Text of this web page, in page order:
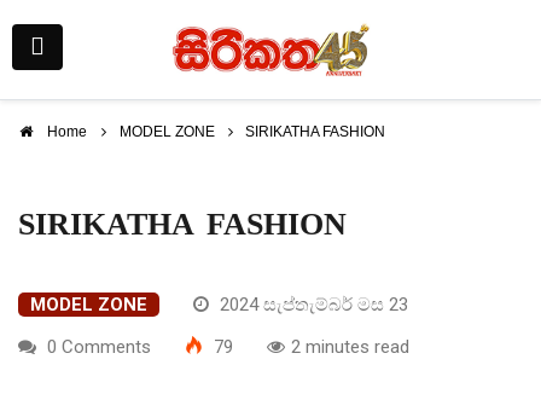
Home MODEL ZONE SIRIKATHA FASHION
SIRIKATHA FASHION
MODEL ZONE
2024 සැප්තැම්බර් මස 23
0 Comments
79 2 minutes read